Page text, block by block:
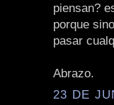
piensan?
porque
pasar
Abrazo.
23 DE